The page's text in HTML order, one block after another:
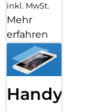
inkl. MwSt.
Mehr
erfahren
Handy